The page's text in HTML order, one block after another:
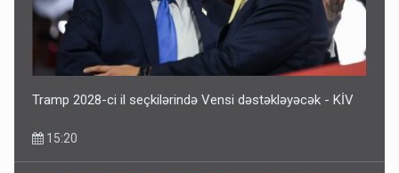
Tramp 2028-ci il seçkilərində Vensi dəstəkləyəcək - KİV
15:20